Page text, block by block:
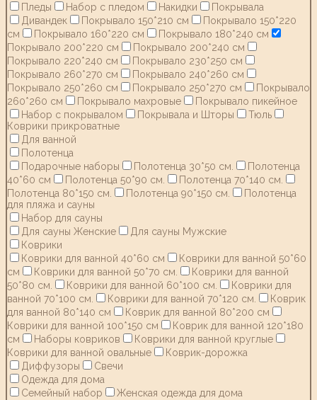
Пледы
Набор с пледом Накидки
Покрывала
Дивандек
Покрывало 150*210 см
Покрывало 150*220
см
Покрывало 160*220 см
Покрывало 180*240 см
Покрывало 200*220 см
Покрывало 200*240 см
Покрывало 220*240 см
Покрывало 230*250 см
Покрывало 260*270 см
Покрывало 240*260 см
Покрывало 250*260 см
Покрывало 250*270 см
Покрывало
260*260 см
Покрывало махровые
Покрывало пикейное
Набор с покрывалом
Покрывала и Шторы
Тюль
Коврики прикроватные
Для ванной
Полотенца
Подарочные наборы
Полотенца 30*50 см.
Полотенца
40*60 см
Полотенца 50*90 см.
Полотенца 70*140 см.
Полотенца 80*150 см.
Полотенца 90*150 см.
Полотенца
для пляжа и сауны
Набор для сауны
Для сауны Женские
Для сауны Мужские
Коврики
Коврики для ванной 40*60 см
Коврики для ванной 50*60
см
Коврики для ванной 50*70 см.
Коврики для ванной
50*80 см.
Коврики для ванной 60*100 см.
Коврики для
ванной 70*100 см.
Коврики для ванной 70*120 см.
Коврик
для ванной 80*140 см
Коврик для ванной 80*200 см
Коврики для ванной 100*150 см
Коврик для ванной 120*180
см
Наборы ковриков
Коврики для ванной круглые
Коврики для ванной овальные
Коврик-дорожка
Диффузоры
Свечи
Одежда для дома
Семейный набор
Женская одежда для дома